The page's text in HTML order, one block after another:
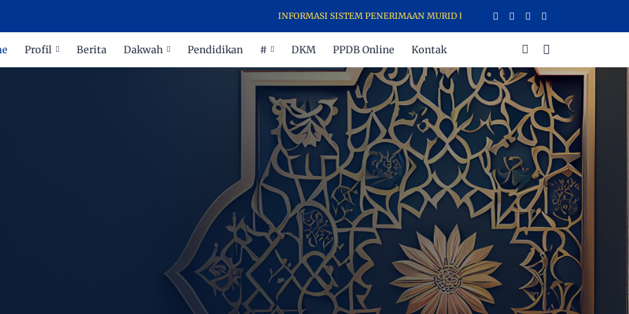
INFORMASI SISTEM PENERIMAAN MURID BARU (SPMB) LEMBAGA PENDIDIKAN
Profil Berita Dakwah Pendidikan # DKM PPDB Online Kontak